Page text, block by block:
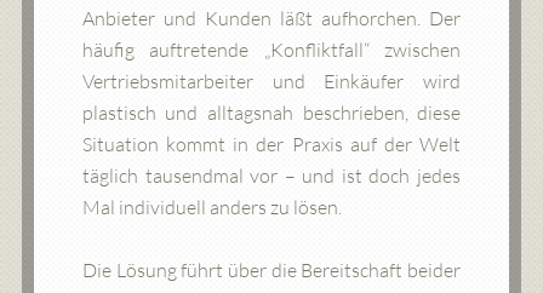
Anbieter und Kunden läßt aufhorchen. Der
häufig auftretende „Konfliktfall“ zwischen
Vertriebsmitarbeiter und Einkäufer wird
plastisch und alltagsnah beschrieben, diese
Situation kommt in der Praxis auf der Welt
täglich tausendmal vor – und ist doch jedes
Mal individuell anders zu lösen.
Die Lösung führt über die Bereitschaft beider